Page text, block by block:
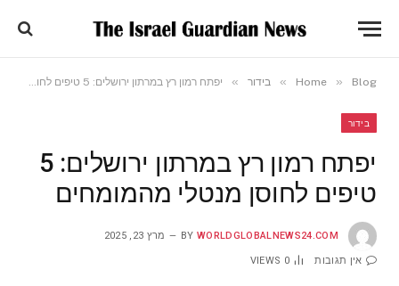
Home » Blog
» בידור » יפתח רמון רץ במרתון ירושלים: 5 טיפים לחוסן מנטלי מהמומחים
בידור
יפתח רמון רץ במרתון ירושלים: 5
טיפים לחוסן מנטלי מהמומחים
BY WORLDGLOBALNEWS24.COM מרץ 23, 2025
אין תגובות 0
VIEWS